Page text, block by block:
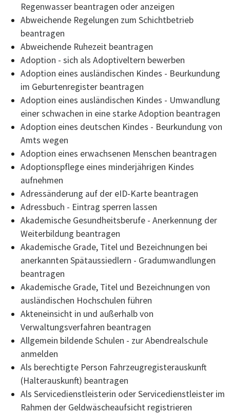
Regenwasser beantragen oder anzeigen
Abweichende Regelungen zum Schichtbetrieb
beantragen
Abweichende Ruhezeit beantragen
Adoption - sich als Adoptiveltern bewerben
Adoption eines ausländischen Kindes - Beurkundung
im Geburtenregister beantragen
Adoption eines ausländischen Kindes - Umwandlung
einer schwachen in eine starke Adoption beantragen
Adoption eines deutschen Kindes - Beurkundung von
Amts wegen
Adoption eines erwachsenen Menschen beantragen
Adoptionspflege eines minderjährigen Kindes
aufnehmen
Adressänderung auf der eID-Karte beantragen
Adressbuch - Eintrag sperren lassen
Akademische Gesundheitsberufe - Anerkennung der
Weiterbildung beantragen
Akademische Grade, Titel und Bezeichnungen bei
anerkannten Spätaussiedlern - Gradumwandlungen
beantragen
Akademische Grade, Titel und Bezeichnungen von
ausländischen Hochschulen führen
Akteneinsicht in und außerhalb von
Verwaltungsverfahren beantragen
Allgemein bildende Schulen - zur Abendrealschule
anmelden
Als berechtigte Person Fahrzeugregisterauskunft
(Halterauskunft) beantragen
Als Servicedienstleisterin oder Servicedienstleister im
Rahmen der Geldwäscheaufsicht registrieren